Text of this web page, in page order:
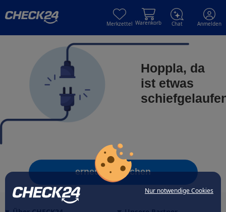
Nur notwendige Cookies
Merkzettel Warenkorb Chat Anmelden
Hoppla, da
ist etwas
erneut versuchen